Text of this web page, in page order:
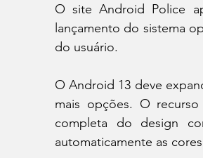
O site Android Police
lançamento do sistema
do usuário.
O Android 13 deve
mais opções. O
completa do design
automaticamente as